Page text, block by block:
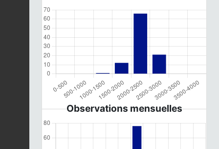
Observations mensuelles